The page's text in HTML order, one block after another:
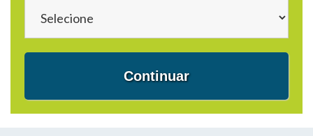
Continuar